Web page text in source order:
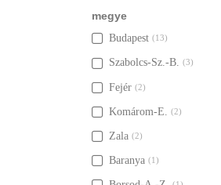
megye
Budapest (13)
Szabolcs-Sz.-B. (3)
Fejér (2)
Komárom-E. (2)
Zala (2)
Baranya (1)